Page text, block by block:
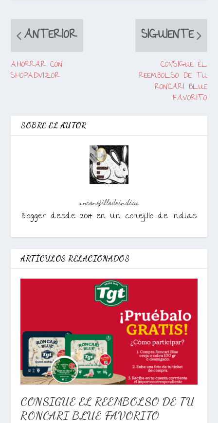
ANTERIOR
AHORRAR CON
SHOPADVIZOR
SIGUIENTE
CONSIGUE EL
REEMBOLSO DE TU
RONCARI BLUE
FAVORITO
SOBRE EL AUTOR
unconejillodeindias
Blogger desde 2014 en Un conejillo de Indias
ARTÍCULOS RELACIONADOS
CONSIGUE EL REEMBOLSO DE TU
RONCARI BLUE FAVORITO